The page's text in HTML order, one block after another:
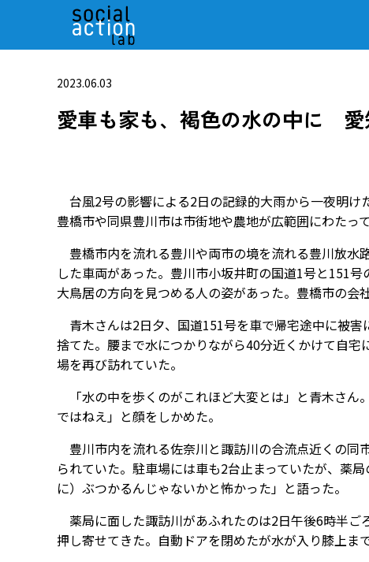
2023.06.03
愛車も家も、褐色の水の中に
台風2号の影響による2日の記録的大雨から一夜明
豊橋市や同県豊川市は市街地や農地が広範囲にわたっ
豊橋市内を流れる豊川や両市の境を流れる豊川放水
した車両があった。豊川市小坂井町の国道1号と151
大鳥居の方向を見つめる人の姿があった。豊橋市の会
青木さんは2日夕、国道151号を車で帰宅途中に被
捨てた。腰まで水につかりながら40分近くかけて自
場を再び訪れていた。
「水の中を歩くのがこれほど大変とは」と青木さん
ではねえ」と顔をしかめた。
豊川市内を流れる佐奈川と諏訪川の合流点近くの同
られていた。駐車場には車も2台止まっていたが、薬
に）ぶつかるんじゃないかと怖かった」と語った。
薬局に面した諏訪川があふれたのは2日午後6時半
押し寄せてきた。自動ドアを閉めたが水が入り膝上ま